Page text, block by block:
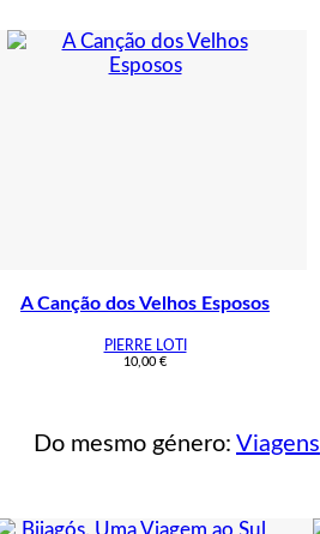
A Canção dos Velhos Esposos
PIERRE LOTI
10,00 €
Do mesmo género: Viagens